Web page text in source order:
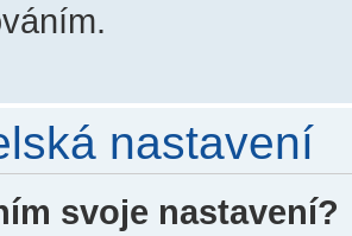
nastavení
svoje nastavení?